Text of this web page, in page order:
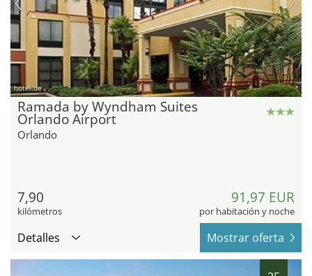
hotel.de
Ramada by Wyndham Suites
Orlando Airport
Orlando
7,90
kilómetros
91,97 EUR
por habitación y noche
Detalles Mostrar oferta